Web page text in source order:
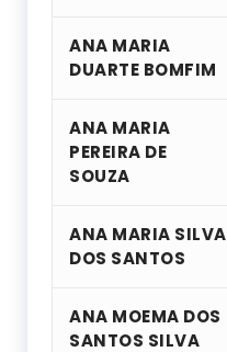
ANA MARIA
DUARTE BOMFIM
ANA MARIA
PEREIRA DE
SOUZA
ANA MARIA SILVA
DOS SANTOS
ANA MOEMA DOS
SANTOS SILVA